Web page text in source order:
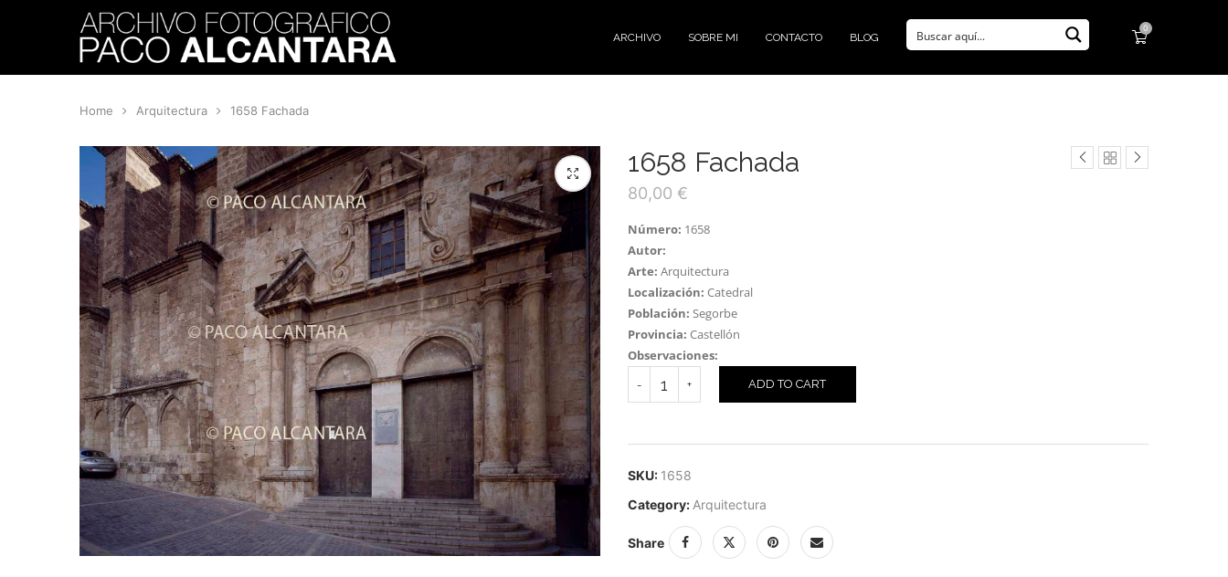
ARCHIVO SOBRE MI CONTACTO BLOG
0
Home Arquitectura 1658 Fachada
1658 Fachada
80,00 €
Número: 1658
Autor:
Arte: Arquitectura
Localización: Catedral
Población: Segorbe
Provincia: Castellón
Observaciones:
ADD TO CART
SKU: 1658
Category: Arquitectura
Share